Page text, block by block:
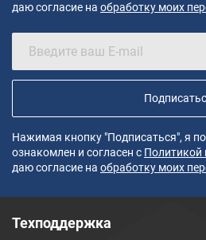
даю согласие на обработку моих
Нажимая кнопку "Подписаться", я
ознакомлен и согласен с Политикой
даю согласие на обработку моих
Техподдержка